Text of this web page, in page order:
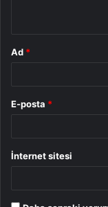
Ad *
E-posta *
İnternet sitesi